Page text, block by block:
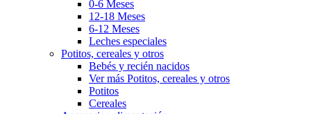
0-6 Meses
12-18 Meses
6-12 Meses
Leches especiales
Potitos, cereales y otros
Bebés y recién nacidos
Ver más Potitos, cereales y otros
Potitos
Cereales